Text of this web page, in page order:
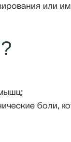
или
боли,